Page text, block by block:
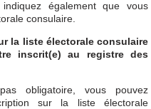
également que vous
consulaire.
la liste électorale consulaire
inscrit(e) au registre des
obligatoire, vous pouvez
sur la liste électorale